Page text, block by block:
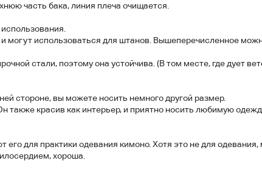
часть бака, линия плеча очищается.
могут использоваться для штанов. Вышеперечисленное
стали, поэтому она устойчива. (В том месте, где дует
стороне, вы можете носить немного другой размер.
также красив как интерьер, и приятно носить любимую
его для практики одевания кимоно. Хотя это не для
хороша.